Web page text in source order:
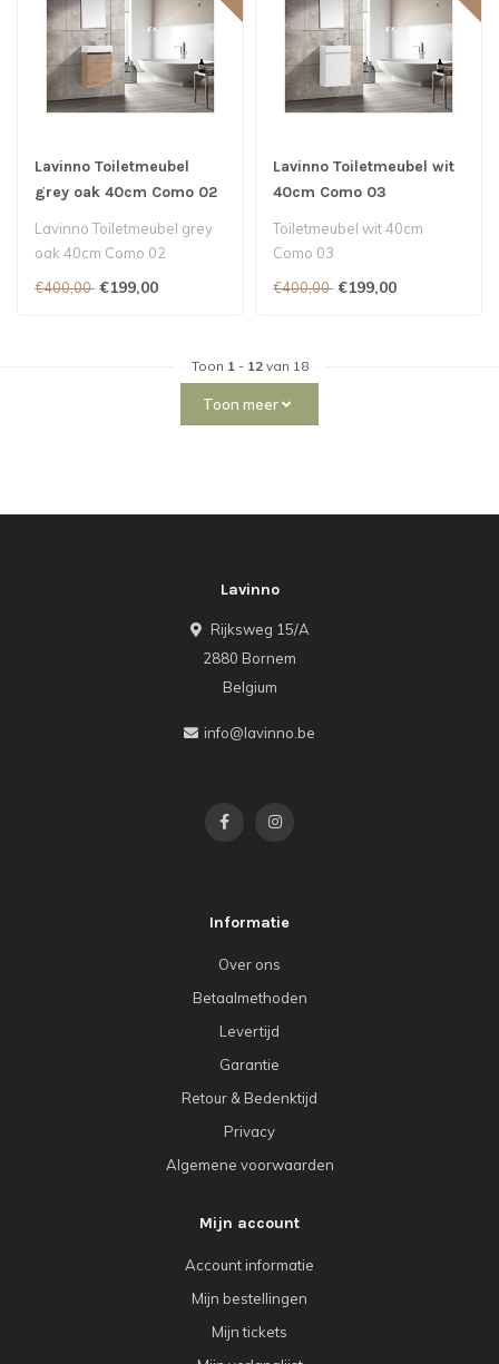
Lavinno Toiletmeubel
grey oak 40cm Como 02
Lavinno Toiletmeubel grey
oak 40cm Como 02
€400,00 €199,00
Lavinno Toiletmeubel wit
40cm Como 03
Toiletmeubel wit 40cm
Como 03
€400,00 €199,00
Toon 1- 12van 18
Toon meer
Lavinno
Rijksweg 15/A
2880 Bornem
Belgium
info@lavinno.be
Informatie
Over ons
Betaalmethoden
Levertijd
Garantie
Retour & Bedenktijd
Privacy
Algemene voorwaarden
Mijn account
Account informatie
Mijn bestellingen
Mijn tickets